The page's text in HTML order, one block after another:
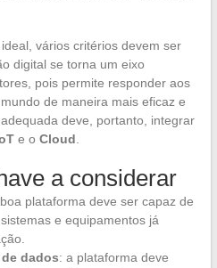
vários critérios devem ser
digital se torna um eixo
pois permite responder aos
de maneira mais eficaz e
deve, portanto, integrar
e o Cloud.
a considerar
plataforma deve ser capaz de
e equipamentos já
dados: a plataforma deve